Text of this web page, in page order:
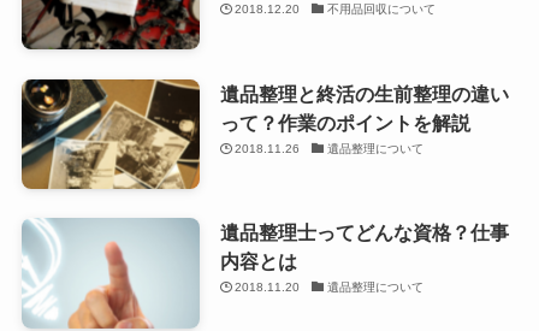
2018.12.20 不用品回収について
遺品整理と終活の生前整理の違い
って？作業のポイントを解説
2018.11.26 遺品整理について
遺品整理士ってどんな資格？仕事
内容とは
2018.11.20 遺品整理について